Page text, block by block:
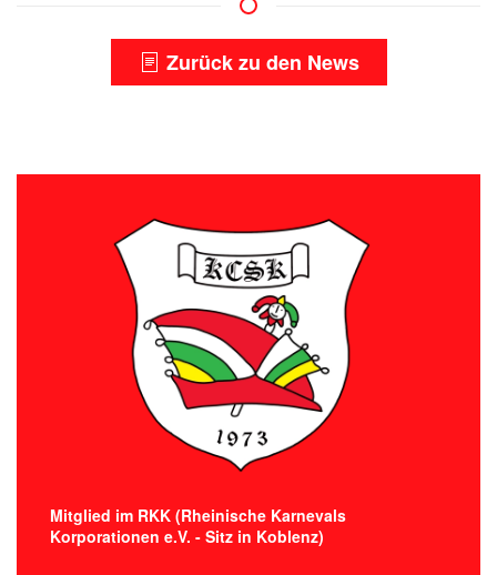
Zurück zu den News
Mitglied im RKK (Rheinische Karnevals
Korporationen e.V. - Sitz in Koblenz)